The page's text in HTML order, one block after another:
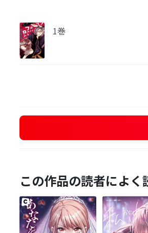
1巻
この作品の読者によく